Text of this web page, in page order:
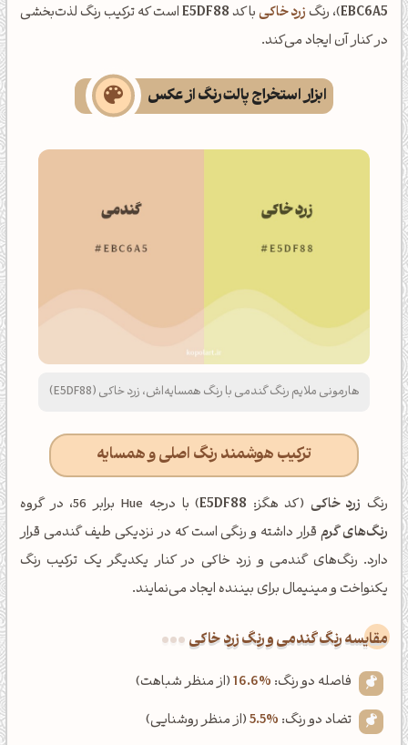
EBC6A5)، رنگزرد خاکیبا کدE5DF88است که ترکیب رنگ لذت‌بخشی
در کنار آن ایجاد می‌کند.
ابزار استخراج پالت رنگ از عکس
هارمونی ملایم رنگ گندمی با رنگ همسایه‌اش، زرد خاکی (E5DF88)
ترکیب هوشمند رنگ اصلی و همسایه
رنگ زرد خاکی (کد هگز: E5DF88) با درجه Hue برابر 56، در گروه
رنگ‌های گرمقرار داشته و رنگی است که در نزدیکی طیف گندمی قرار
دارد. رنگ‌های گندمی و زرد خاکی در کنار یکدیگر یک ترکیب رنگ
یکنواخت و مینیمال برای بیننده ایجاد می‌نمایند.
‌مقایسه رنگ گندمی و رنگ زرد خاکی
فاصله دو رنگ: 16.6%(از منظر شباهت)
تضاد دو رنگ: 5.5%(از منظر روشنایی)